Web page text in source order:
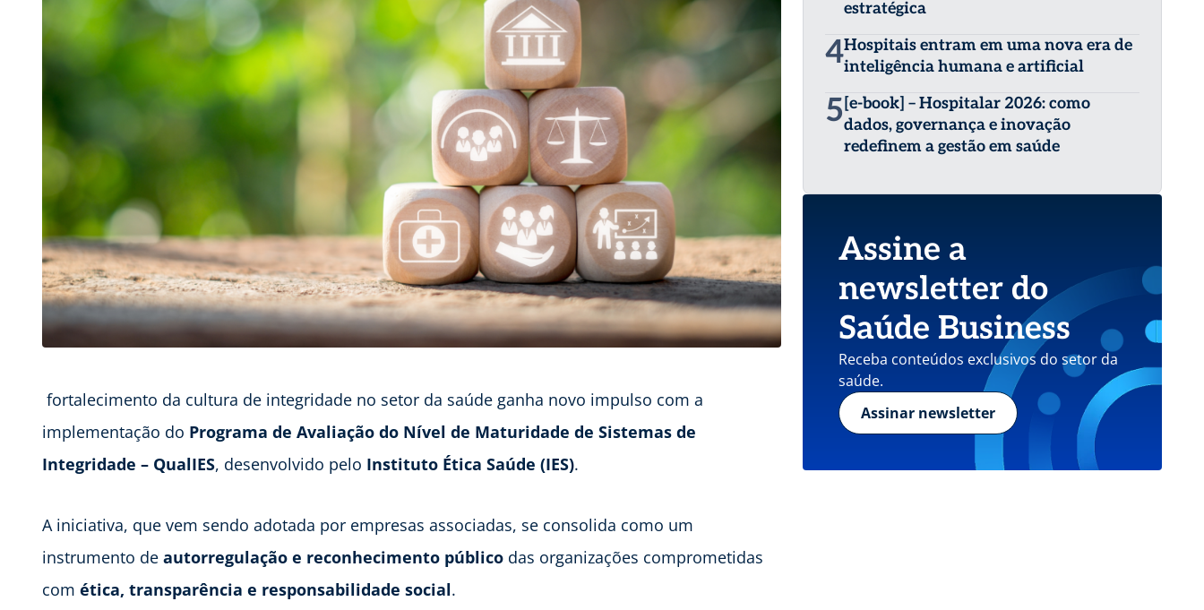
fortalecimento da cultura de integridade no setor da saúde ganha novo impulso com a
implementação do Programa de Avaliação do Nível de Maturidade de Sistemas de
Integridade – QualIES, desenvolvido pelo Instituto Ética Saúde (IES).
A iniciativa, que vem sendo adotada por empresas associadas, se consolida como um
instrumento de autorregulação e reconhecimento público das organizações comprometidas
com ética, transparência e responsabilidade social.
estratégica
4Hospitais entram em uma nova era de
inteligência humana e artificial
5 [e-book] – Hospitalar 2026: como
dados, governança e inovação
redefinem a gestão em saúde
Assine a
newsletter do
Saúde Business
Receba conteúdos exclusivos do setor da
saúde.
Assinar newsletter